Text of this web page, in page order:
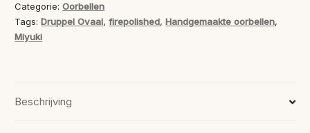
Categorie:Oorbellen
Tags:Druppel Ovaal,firepolished,Handgemaakte oorbellen,
Miyuki
Beschrijving